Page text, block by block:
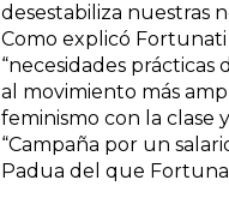
desestabiliza nuestras
Como explicó
“necesidades prácticas
al movimiento más
feminismo con la clase
“Campaña por un
Padua del que